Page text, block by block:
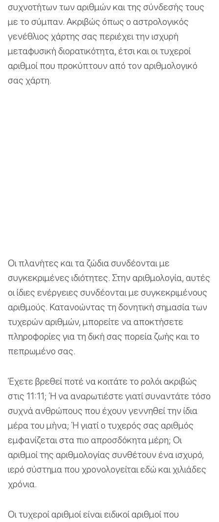
συχνοτήτων των αριθμών και της σύνδεσής τους
με το σύμπαν. Ακριβώς όπως ο αστρολογικός
γενέθλιος χάρτης σας περιέχει την ισχυρή
μεταφυσική διορατικότητα, έτσι και οι τυχεροί
αριθμοί που προκύπτουν από τον αριθμολογικό
σας χάρτη.
Οι πλανήτες και τα ζώδια συνδέονται με
συγκεκριμένες ιδιότητες. Στην αριθμολογία, αυτές
οι ίδιες ενέργειες συνδέονται με συγκεκριμένους
αριθμούς. Κατανοώντας τη δονητική σημασία των
τυχερών αριθμών, μπορείτε να αποκτήσετε
πληροφορίες για τη δική σας πορεία ζωής και το
πεπρωμένο σας.
Έχετε βρεθεί ποτέ να κοιτάτε το ρολόι ακριβώς
στις 11:11; Ή να αναρωτιέστε γιατί συναντάτε τόσο
συχνά ανθρώπους που έχουν γεννηθεί την ίδια
μέρα του μήνα; Ή γιατί ο τυχερός σας αριθμός
εμφανίζεται στα πιο απροσδόκητα μέρη; Οι
αριθμοί της αριθμολογίας συνθέτουν ένα ισχυρό,
ιερό σύστημα που χρονολογείται εδώ και χιλιάδες
χρόνια.
Οι τυχεροί αριθμοί είναι ειδικοί αριθμοί που